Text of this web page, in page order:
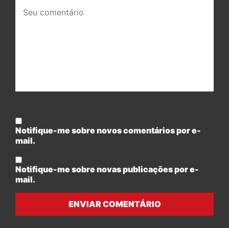
comentário:
Notifique-me sobre novos comentários por e-
mail.
Notifique-me sobre novas publicações por e-
mail.
ENVIAR COMENTÁRIO